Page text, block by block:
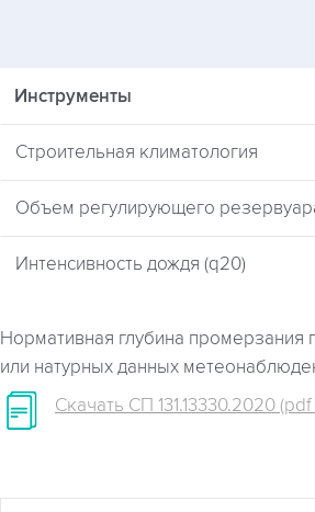
Инструменты
Строительная климатология
Объем регулирующего
Интенсивность дождя (q20)
Нормативная глубина промерзания
или натурных данных
Скачать СП 131.13330.2020 (pdf